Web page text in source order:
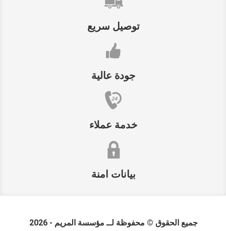
توصيل سريع
جودة عالية
خدمة عملاء
بيانات امنة
جميع الحقوق © محفوظة لــ مؤسسة المريم - 2026